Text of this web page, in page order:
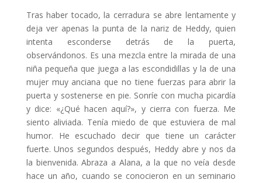
Tras haber tocado, la cerradura se abre lentamente y
deja ver apenas la punta de la nariz de Heddy, quien
intenta esconderse detrás de la puerta,
observándonos. Es una mezcla entre la mirada de una
niña pequeña que juega a las escondidillas y la de una
mujer muy anciana que no tiene fuerzas para abrir la
puerta y sostenerse en pie. Sonríe con mucha picardía
y dice: «¿Qué hacen aquí?», y cierra con fuerza. Me
siento aliviada. Tenía miedo de que estuviera de mal
humor. He escuchado decir que tiene un carácter
fuerte. Unos segundos después, Heddy abre y nos da
la bienvenida. Abraza a Alana, a la que no veía desde
hace un año, cuando se conocieron en un seminario